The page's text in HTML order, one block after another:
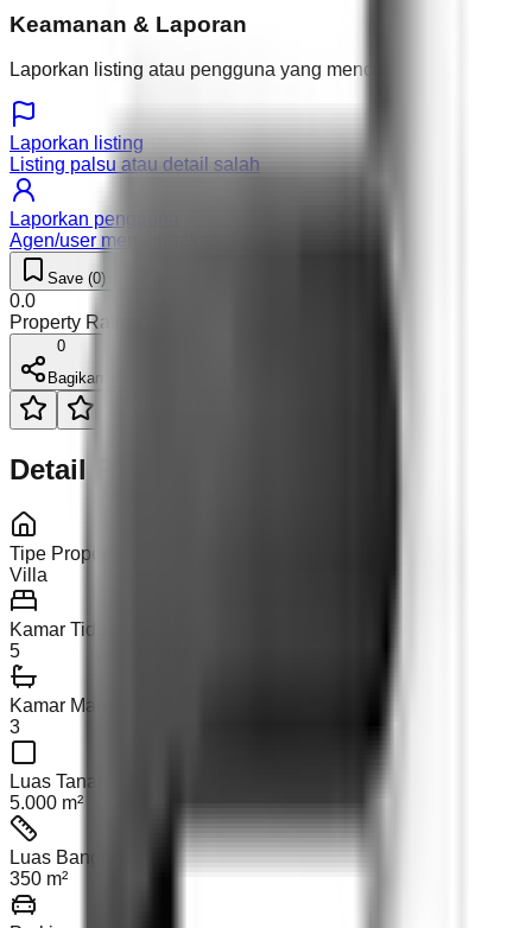
Keamanan & Laporan
Laporkan listing atau pengguna yang mencurigakan.
Laporkan listing
Listing palsu atau detail salah
Laporkan pengguna
Agen/user mencurigakan
Save (0)
0.0
Property Rating (
0
Bagikan
Detail Properti
Tipe Properti
Villa
Kamar Tidur
5
Kamar Mandi
3
Luas Tanah
5.000 m²
Luas Bangunan
350 m²